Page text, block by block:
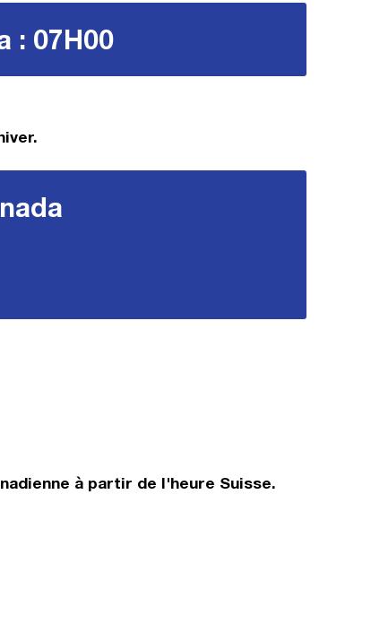
: 07H00
à partir de l'heure Suisse.